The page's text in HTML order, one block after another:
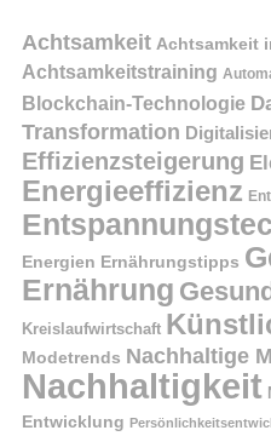
Achtsamkeit Achtsamkeit
Achtsamkeitstraining
Blockchain-Technologie
Transformation
Effizienzsteigerung
Energieeffizienz
Energien Ernährungstipps
Ernährung
Kreislaufwirtschaft
Modetrends Nachhaltige
Nachhaltigkeit
Entwicklung